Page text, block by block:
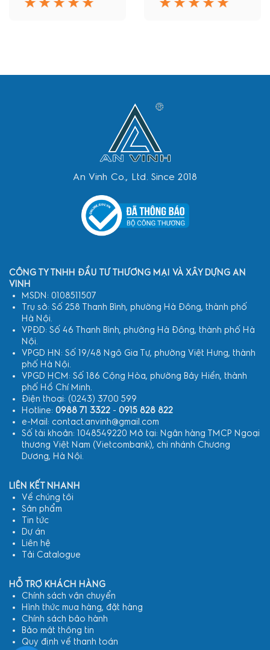
An Vinh Co., Ltd. Since 2018
CÔNG TY TNHH ĐẦU TƯ THƯƠNG MẠI VÀ XÂY DỰNG AN
VINH
MSDN: 0108511507
Trụ sở: Số 258 Thanh Bình, phường Hà Đông, thành phố
Hà Nội.
VPĐD: Số 46 Thanh Bình, phường Hà Đông, thành phố Hà
Nội.
VPGD HN: Số 19/48 Ngô Gia Tự, phường Việt Hưng, thành
phố Hà Nội.
VPGD HCM: Số 186 Cộng Hòa, phường Bảy Hiền, thành
phố Hồ Chí Minh.
Điện thoại: (0243) 3700 599
Hotline: 0988 71 3322- 0915 828 822
e-Mail: contact.anvinh@gmail.com
Số tài khoản: 1048549220 Mở tại: Ngân hàng TMCP Ngoại
thương Việt Nam (Vietcombank), chi nhánh Chương
Dương, Hà Nội.
LIÊN KẾT NHANH
Về chúng tôi
Sản phẩm
Tin tức
Dự án
Liên hệ
Tải Catalogue
HỖ TRỢ KHÁCH HÀNG
Chính sách vận chuyển
Hình thức mua hàng, đặt hàng
Chính sách bảo hành
Bảo mật thông tin
Quy định về thanh toán